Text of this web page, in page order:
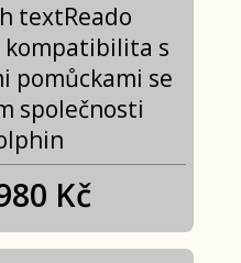
textReado
kompatibilita s
pomůckami se
společnosti
Kč